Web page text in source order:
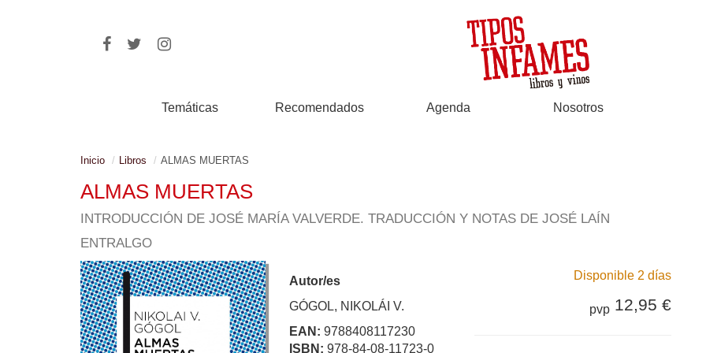
Temáticas Recomendados Agenda Nosotros
Inicio Libros ALMAS MUERTAS
ALMAS MUERTAS
INTRODUCCIÓN DE JOSÉ MARÍA VALVERDE. TRADUCCIÓN Y NOTAS DE JOSÉ LAÍN
ENTRALGO
Autor/es
GÓGOL, NIKOLÁI V.
EAN: 9788408117230
ISBN: 978-84-08-11723-0
Disponible 2 días
pvp 12,95 €